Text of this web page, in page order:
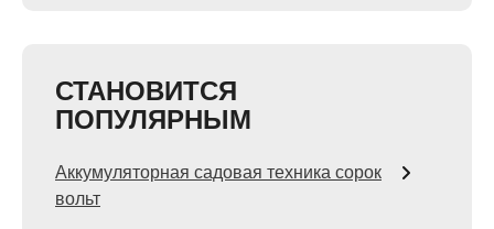
СТАНОВИТСЯ
ПОПУЛЯРНЫМ
Аккумуляторная садовая техника сорок
вольт